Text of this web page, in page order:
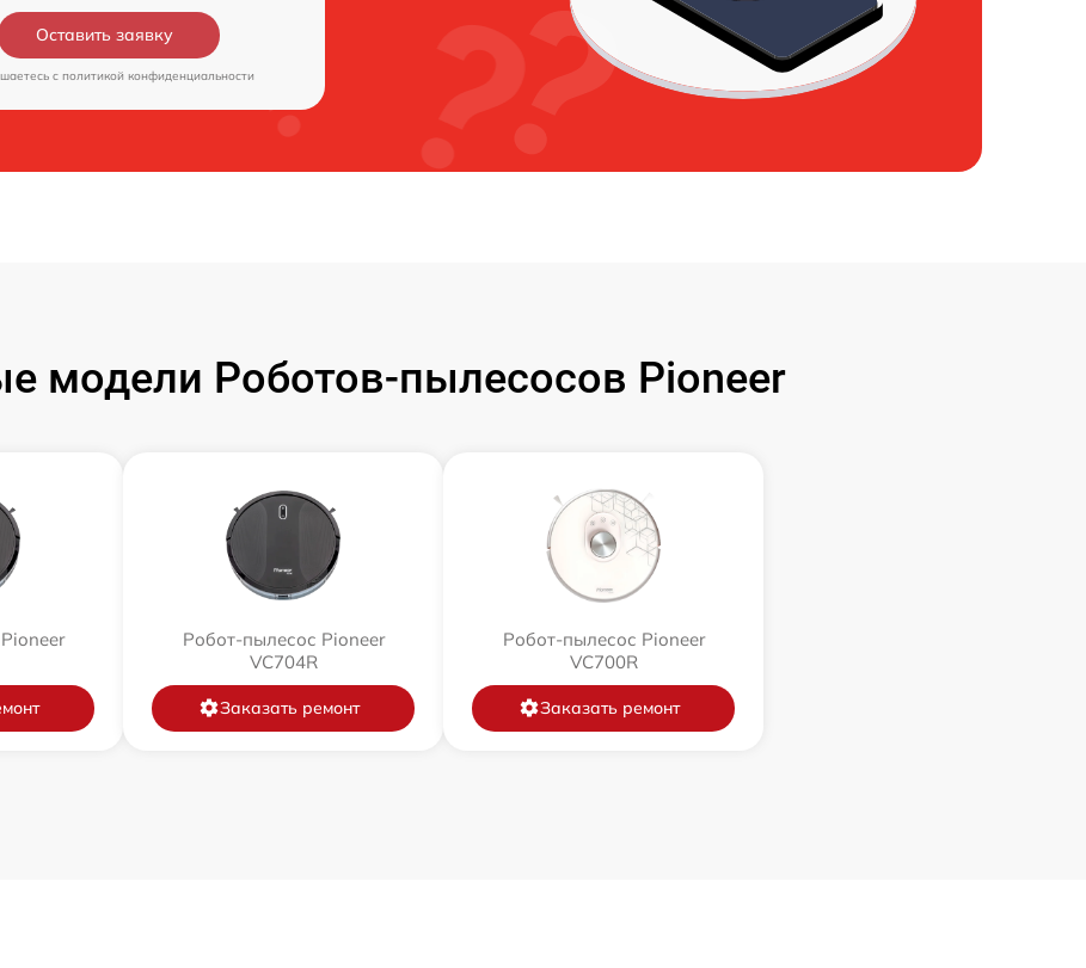
Оставить заявку
c политикой конфиденциальности
модели Роботов-пылесосов Pioneer
Робот-пылесос Pioneer
VC704R
Заказать ремонт
Робот-пылесос Pioneer
VC700R
Заказать ремонт